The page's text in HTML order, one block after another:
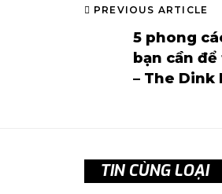
PREVIOUS ARTICLE
5 phong
bạn cần
– The Dink
TIN CÙNG LOẠI